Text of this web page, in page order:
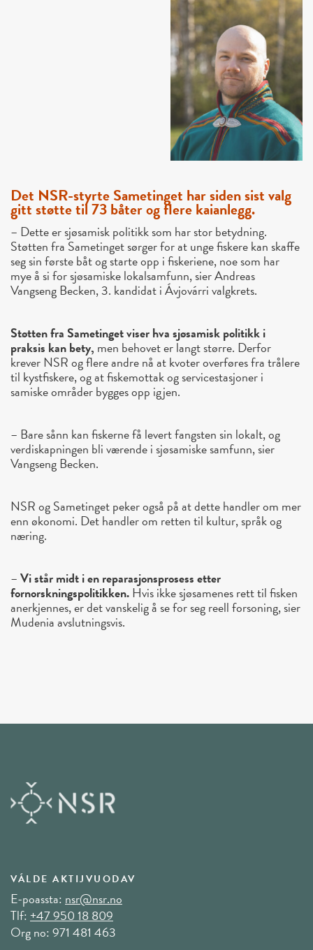
Det NSR-styrte Sametinget har siden sist valg
gitt støtte til 73 båter og flere kaianlegg.
– Dette er sjøsamisk politikk som har stor betydning.
Støtten fra Sametinget sørger for at unge fiskere kan skaffe
seg sin første båt og starte opp i fiskeriene, noe som har
mye å si for sjøsamiske lokalsamfunn, sier Andreas
Vangseng Becken, 3. kandidat i Ávjovárri valgkrets.
Støtten fra Sametinget viser hva sjøsamisk politikk i
praksis kan bety, men behovet er langt større. Derfor
krever NSR og flere andre nå at kvoter overføres fra trålere
til kystfiskere, og at fiskemottak og servicestasjoner i
samiske områder bygges opp igjen.
– Bare sånn kan fiskerne få levert fangsten sin lokalt, og
verdiskapningen bli værende i sjøsamiske samfunn, sier
Vangseng Becken.
NSR og Sametinget peker også på at dette handler om mer
enn økonomi. Det handler om retten til kultur, språk og
næring.
–Vi står midt i en reparasjonsprosess etter
fornorskningspolitikken.Hvis ikke sjøsamenes rett til fisken
anerkjennes, er det vanskelig å se for seg reell forsoning, sier
Mudenia avslutningsvis.
VÁLDE AKTIJVUODAV
E-poassta: nsr@nsr.no
Tlf:+47 950 18 809
Org no: 971 481 463